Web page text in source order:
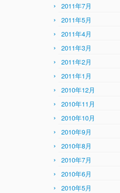
2011年7月
2011年5月
2011年4月
2011年3月
2011年2月
2011年1月
2010年12月
2010年11月
2010年10月
2010年9月
2010年8月
2010年7月
2010年6月
2010年5月